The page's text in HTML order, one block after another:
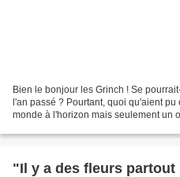
Bien le bonjour les Grinch ! Se
l'an passé ? Pourtant, quoi qu'aient
monde à l'horizon mais seulement un
"Il y a des fleurs